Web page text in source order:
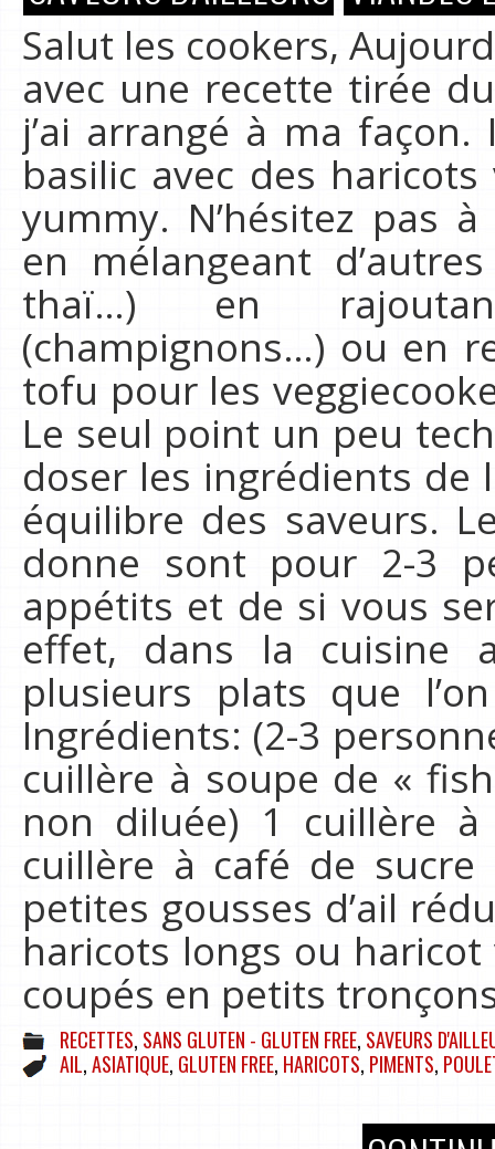
Salut les cookers,
avec une recette tirée
j’ai arrangé à ma
basilic avec des
yummy. N’hésitez pas
en mélangeant
thaï…) en
(champignons…) ou en
tofu pour les
Le seul point un peu
doser les ingrédients de
équilibre des saveurs.
donne sont pour 2-3
appétits et de si vous
effet, dans la cuisine
plusieurs plats que
Ingrédients: (2-3
cuillère à soupe de «
non diluée) 1 cuillère
cuillère à café de sucre
petites gousses d’ail
haricots longs ou
coupés en petits
RECETTES, SANS GLUTEN - GLUTEN FREE, SAVEURS
AIL,ASIATIQUE, GLUTEN FREE, HARICOTS, PIMENTS,